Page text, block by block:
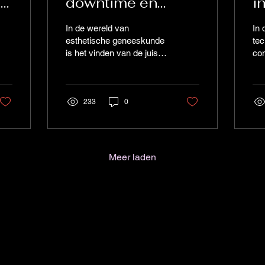
prachtige
resultaten met Dr.
Jan Vermeylen
In de wereld van
esthetische geneeskunde
is het vinden van de juiste
233 0
In
is
Meer laden